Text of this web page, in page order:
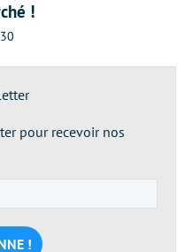
!
pour recevoir nos